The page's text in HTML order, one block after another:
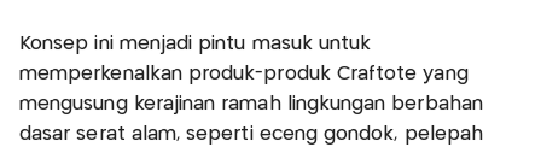
Konsep ini menjadi pintu masuk untuk
memperkenalkan produk-produk Craftote yang
mengusung kerajinan ramah lingkungan berbahan
dasar serat alam, seperti eceng gondok, pelepah